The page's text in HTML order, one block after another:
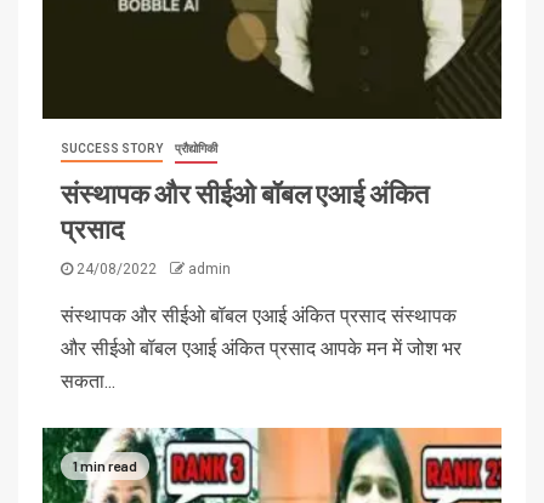
SUCCESS STORY प्रौद्योगिकी
संस्थापक और सीईओ बॉबल एआई अंकित
प्रसाद
24/08/2022 admin
संस्थापक और सीईओ बॉबल एआई अंकित प्रसाद संस्थापक
और सीईओ बॉबल एआई अंकित प्रसाद आपके मन में जोश भर
सकता...
1 min read